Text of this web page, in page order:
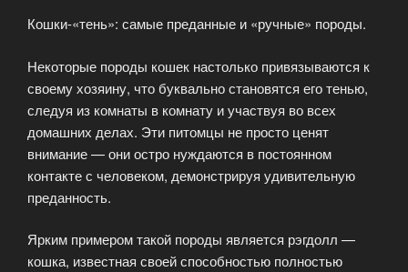
Кошки-«тень»: самые преданные и «ручные» породы.
Некоторые породы кошек настолько привязываются к
своему хозяину, что буквально становятся его тенью,
следуя из комнаты в комнату и участвуя во всех
домашних делах. Эти питомцы не просто ценят
внимание — они остро нуждаются в постоянном
контакте с человеком, демонстрируя удивительную
преданность.
Ярким примером такой породы является рэгдолл —
кошка, известная своей способностью полностью